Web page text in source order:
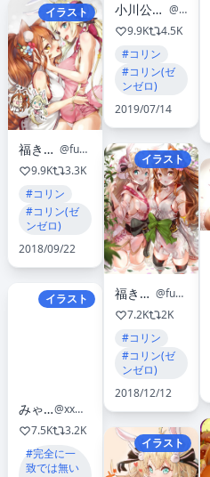
イラスト
福きつね🦊
@fuku_fox
9.9K
3.3K
#コリン
#コリン(ゼ
ンゼロ)
2018/09/22
イラスト
みゃんたろう
@xxmyantarouxx
7.5K
3.2K
#完全に一
致では無い
小川公代『ゆっくり歩く』（医学書院）
@ogawa_kimiyo
9.9K
4.5K
#コリン
#コリン(ゼ
ンゼロ)
2019/07/14
イラスト
福きつね🦊
@fuku_fox
7.2K
2K
#コリン
#コリン(ゼ
ンゼロ)
2018/12/12
イラスト